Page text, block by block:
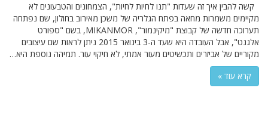
קשה להבין איך זה שעדות "תנו לחיות לחיות", הצמחונים והטבעונים לא
מקיימים משמרות מחאה בפתח הגלריה של משכן מאירוב בחולון, שם נפתחה
תערוכה חדשה של קבוצת "מיקינמור", MIKANMOR, בשם "ספורט
אלגנט", אבל העובדה היא שעד ה-3 בינואר 2015 ניתן לראות שם עיצובים
מקוריים של אביזרים ותכשיטים מעור אמתי, לא חיקוי עור. תמיהה נוספת היא…
קרא עוד »